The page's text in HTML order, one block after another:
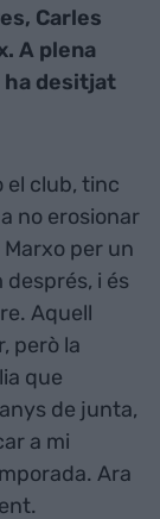
Carles
A plena
ha desitjat
el club, tinc
no erosionar
per un
i és
Aquell
però la
que
de junta,
a mi
Ara